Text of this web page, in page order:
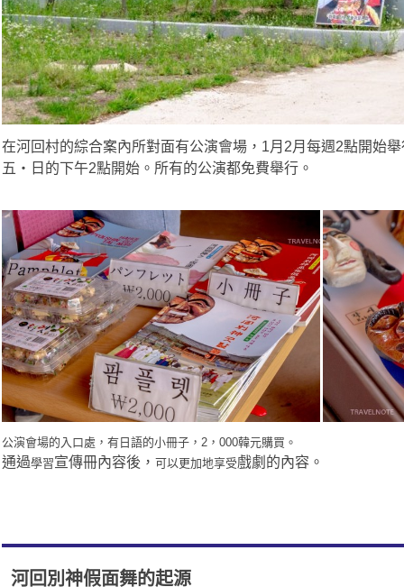
在河回村的綜合案內所對面有公演會場，1月2月每週2點開始
五・日的下午2點開始。所有的公演都免費舉行。
公演會場的入口處，有日語的小冊子，2，000韓元購買。
通過學習宣傳冊內容後， 可以更加地享受戲劇的內容。
河回別神假面舞的起源